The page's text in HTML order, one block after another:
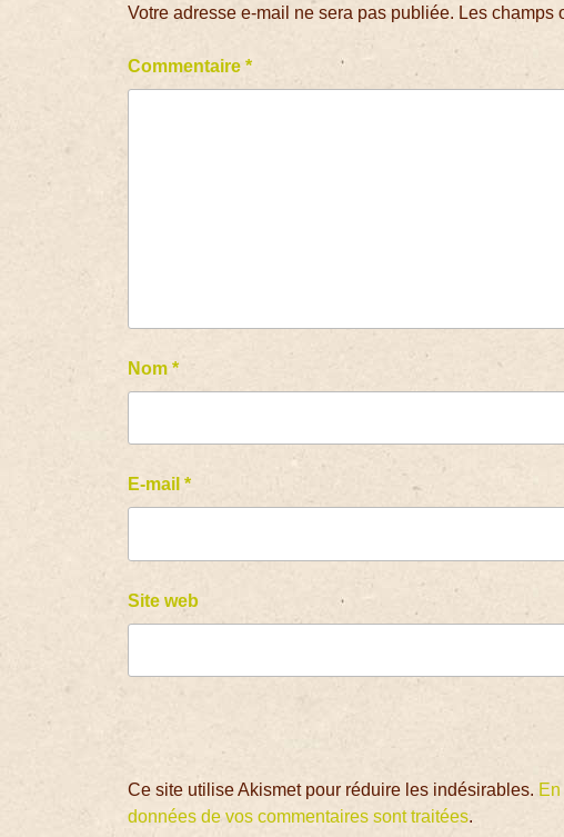
Votre adresse e-mail ne sera pas publiée. Les champs
Commentaire*
Nom*
E-mail*
Site web
Ce site utilise Akismet pour réduire les indésirables.
données de vos commentaires sont traitées.